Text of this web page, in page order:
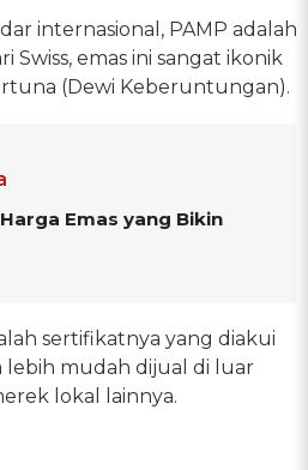
internasional, PAMP adalah
Swiss, emas ini sangat ikonik
(Dewi Keberuntungan).
Emas yang Bikin
sertifikatnya yang diakui
lebih mudah dijual di luar
lokal lainnya.